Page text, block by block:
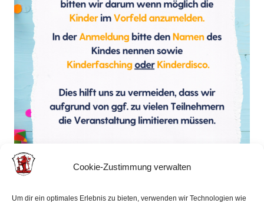
Cookie-Zustimmung verwalten
Um dir ein optimales Erlebnis zu bieten, verwenden wir Technologien wie